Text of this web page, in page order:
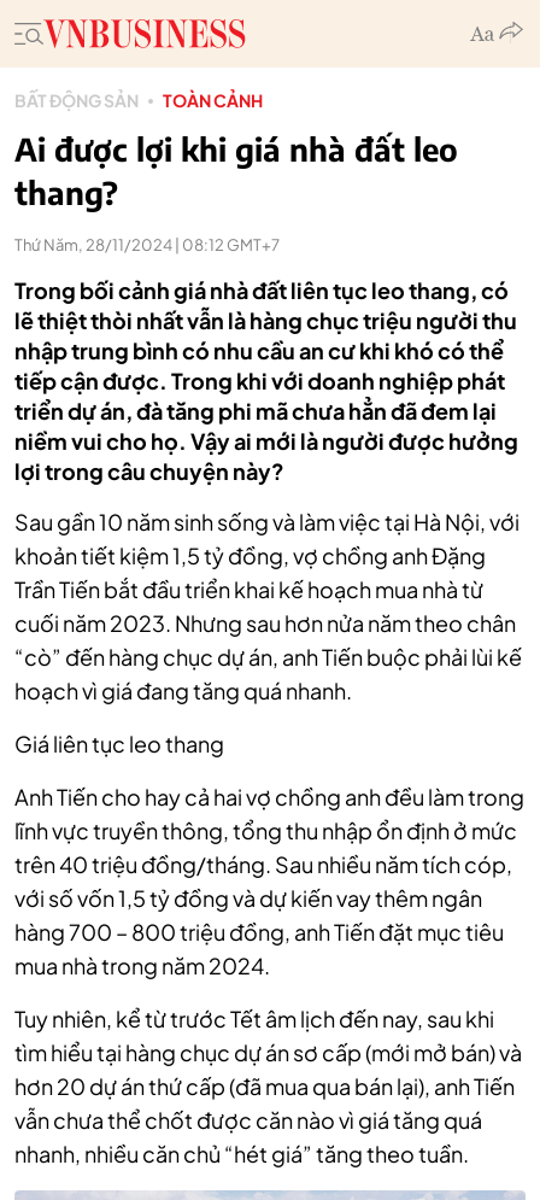
BẤT ĐỘNG SẢN TOÀN CẢNH
Ai được lợi khi giá nhà đất leo
thang?
Thứ Năm, 28/11/2024 | 08:12 GMT+7
Trong bối cảnh giá nhà đất liên tục leo thang, có
lẽ thiệt thòi nhất vẫn là hàng chục triệu người thu
nhập trung bình có nhu cầu an cư khi khó có thể
tiếp cận được. Trong khi với doanh nghiệp phát
triển dự án, đà tăng phi mã chưa hẳn đã đem lại
niềm vui cho họ. Vậy ai mới là người được hưởng
lợi trong câu chuyện này?
Sau gần 10 năm sinh sống và làm việc tại Hà Nội, với
khoản tiết kiệm 1,5 tỷ đồng, vợ chồng anh Đặng
Trần Tiến bắt đầu triển khai kế hoạch mua nhà từ
cuối năm 2023. Nhưng sau hơn nửa năm theo chân
“cò” đến hàng chục dự án, anh Tiến buộc phải lùi kế
hoạch vì giá đang tăng quá nhanh.
Giá liên tục leo thang
Anh Tiến cho hay cả hai vợ chồng anh đều làm trong
lĩnh vực truyền thông, tổng thu nhập ổn định ở mức
trên 40 triệu đồng/tháng. Sau nhiều năm tích cóp,
với số vốn 1,5 tỷ đồng và dự kiến vay thêm ngân
hàng 700 – 800 triệu đồng, anh Tiến đặt mục tiêu
mua nhà trong năm 2024.
Tuy nhiên, kể từ trước Tết âm lịch đến nay, sau khi
tìm hiểu tại hàng chục dự án sơ cấp (mới mở bán) và
hơn 20 dự án thứ cấp (đã mua qua bán lại), anh Tiến
vẫn chưa thể chốt được căn nào vì giá tăng quá
nhanh, nhiều căn chủ “hét giá” tăng theo tuần.